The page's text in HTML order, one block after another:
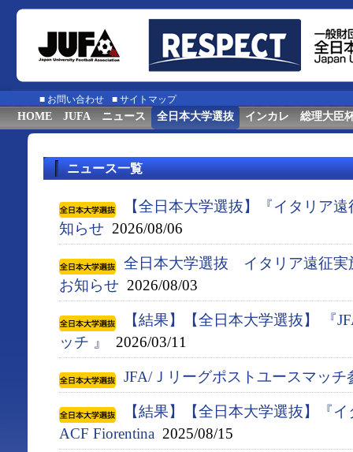
■ お問い合わせ ■ サイトマップ
HOME JUFA ニュース 全日本大学選抜 インカレ 総理大臣
ニュース一覧
【全日本大学選抜】『イタリア
知らせ 2026/08/06
全日本大学選抜 イタリア遠征実
お知らせ 2026/08/03
【結果】【全日本大学選抜】 『
ッチ 』
2026/03/11
JFA/Ｊリーグポストユースマッチ
【結果】【全日本大学選抜】『
ACF Fiorentina 2025/08/15